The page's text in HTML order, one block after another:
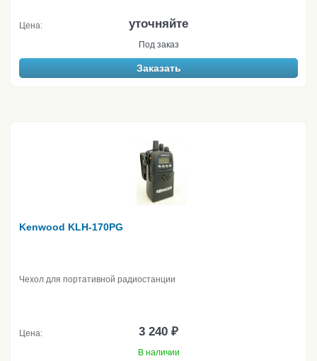
Цена: уточняйте
Под заказ
Заказать
Kenwood KLH-170PG
Чехол для портативной радиостанции
Цена: 3 240 ₽
В наличии